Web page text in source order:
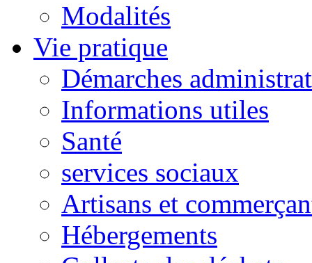
Modalités
Vie pratique
Démarches
Informations utiles
Santé
services sociaux
Artisans et
Hébergements